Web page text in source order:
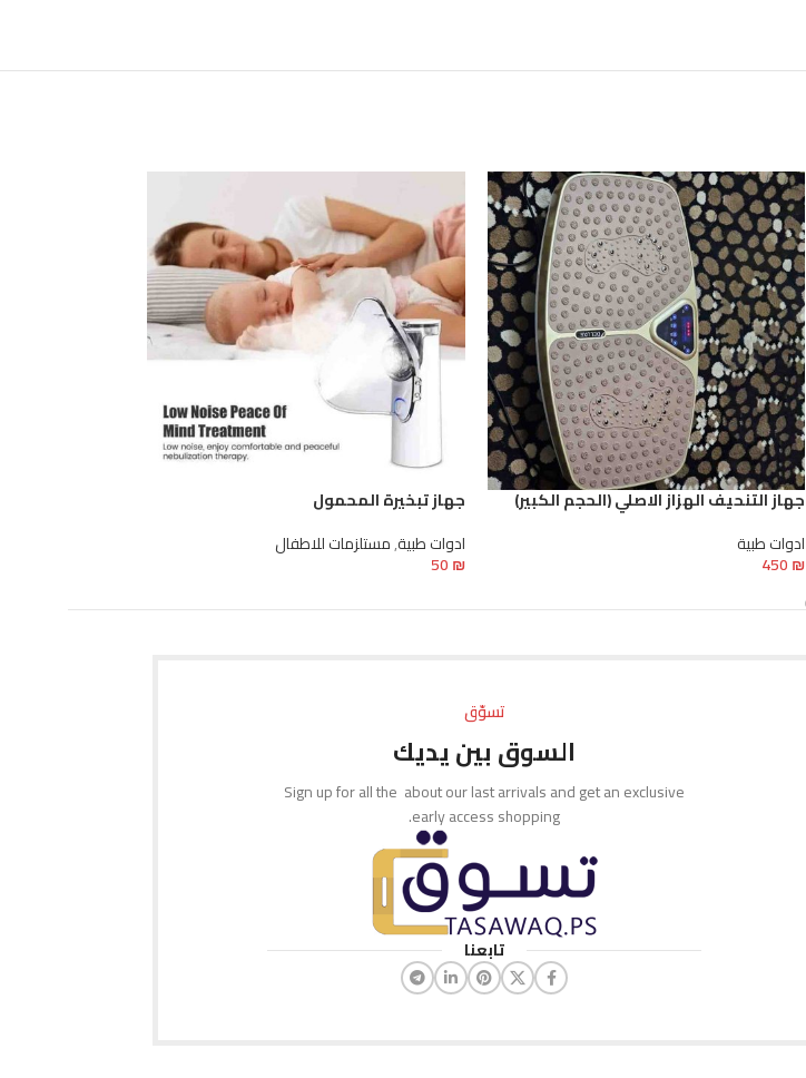
جهاز التنحيف الهزاز الاصلي (الحجم الكبير)
ادوات طبية
450₪
إضافة إلى السلة
جهاز تبخيرة المحمول
ادوات طبية,مستلزمات للاطفال
50₪
إضافة إلى السلة إضافة إلى السلة
تسوّق
السوق بين يديك
Sign up for all the about our last arrivals and get an exclusive
early access shopping.
تابعنا